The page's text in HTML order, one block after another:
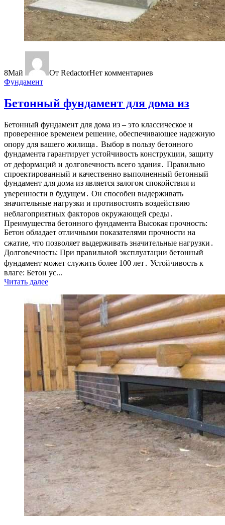
8Май От RedactorНет комментариев
Фундамент
Бетонный фундамент для дома из
Бетонный фундамент для дома из – это классическое и
проверенное временем решение, обеспечивающее надежную
опору для вашего жилища․ Выбор в пользу бетонного
фундамента гарантирует устойчивость конструкции, защиту
от деформаций и долговечность всего здания․ Правильно
спроектированный и качественно выполненный бетонный
фундамент для дома из является залогом спокойствия и
уверенности в будущем․ Он способен выдерживать
значительные нагрузки и противостоять воздействию
неблагоприятных факторов окружающей среды․
Преимущества бетонного фундамента Высокая прочность:
Бетон обладает отличными показателями прочности на
сжатие, что позволяет выдерживать значительные нагрузки․
Долговечность: При правильной эксплуатации бетонный
фундамент может служить более 100 лет․ Устойчивость к
влаге: Бетон ус...
Читать далее